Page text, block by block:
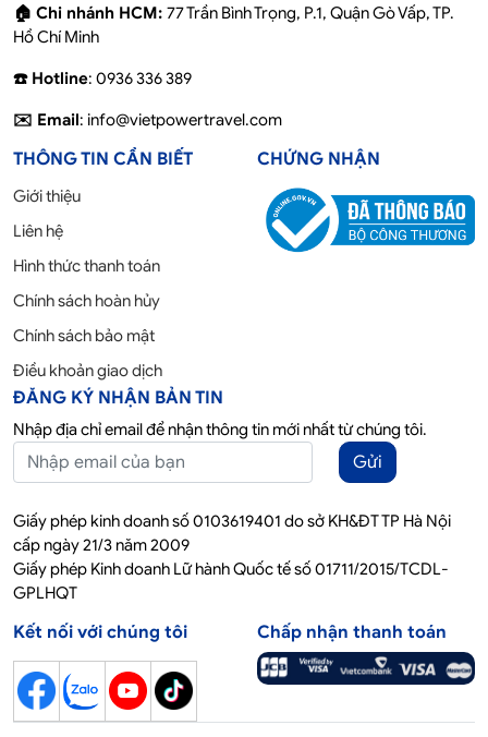
🏠 Chi nhánh HCM: 77 Trần Bình Trọng, P.1, Quận Gò Vấp, TP.
Hồ Chí Minh
☎️ Hotline: 0936 336 389
✉️ Email: info@vietpowertravel.com
THÔNG TIN CẦN BIẾT
Giới thiệu
Liên hệ
Hình thức thanh toán
Chính sách hoàn hủy
Chính sách bảo mật
Điều khoản giao dịch
CHỨNG NHẬN
ĐĂNG KÝ NHẬN BẢN TIN
Nhập địa chỉ email để nhận thông tin mới nhất từ chúng tôi.
Gửi
Giấy phép kinh doanh số 0103619401 do sở KH&ĐT TP Hà Nội
cấp ngày 21/3 năm 2009
Giấy phép Kinh doanh Lữ hành Quốc tế số 01711/2015/TCDL-
GPLHQT
Kết nối với chúng tôi Chấp nhận thanh toán